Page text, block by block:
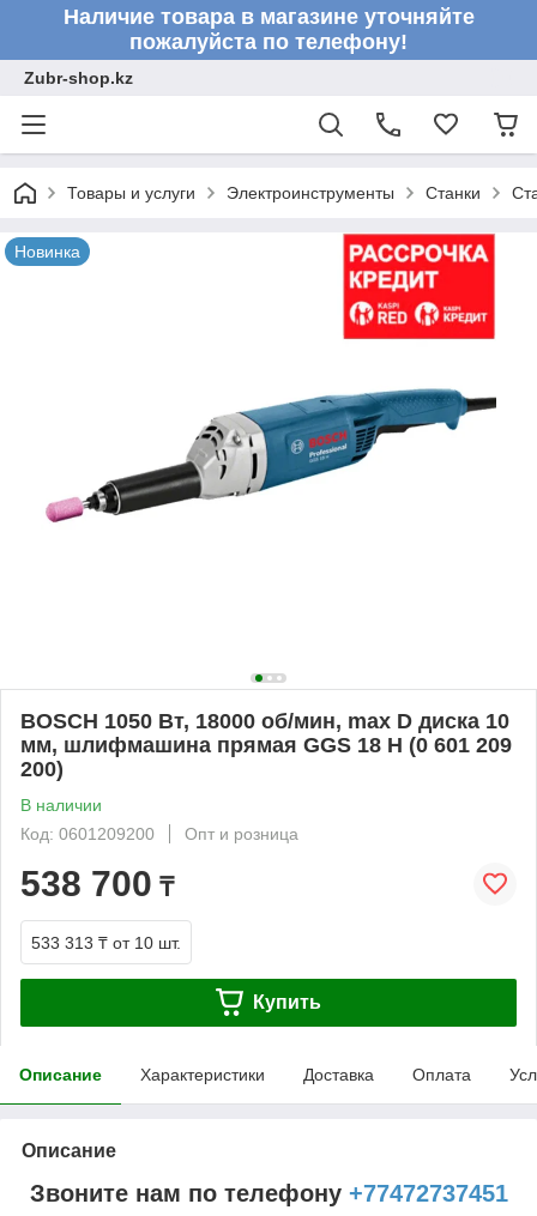
Наличие товара в магазине уточняйте
пожалуйста по телефону!
Zubr-shop.kz
Товары и услуги Электроинструменты Станки
Новинка
BOSCH 1050 Bт, 18000 об/мин, max D диска 10
мм, шлифмашина прямая GGS 18 H (0 601 209
200)
В наличии
Код: 0601209200
Опт и розница
538 700 ₸
533 313 ₸ от 10 шт.
Купить
Описание Характеристики Доставка Оплата
Описание
Звоните нам по телефону +77472737451